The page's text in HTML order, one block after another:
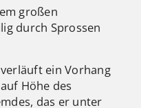
großen
durch Sprossen
ein Vorhang
Höhe des
das er unter